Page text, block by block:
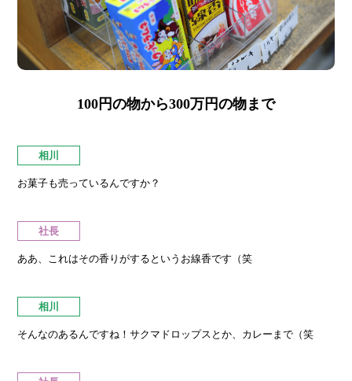
100円の物から300万円の物まで
相川
お菓子も売っているんですか？
社長
ああ、これはその香りがするというお線香です（笑
相川
そんなのあるんですね！サクマドロップスとか、カレーまで（笑